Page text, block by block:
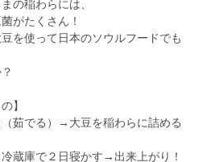
の稲わらには、
がたくさん！
を使って日本のソウルフードでも
】
茹でる）→大豆を稲わらに詰める
蔵庫で２日寝かす→出来上がり！